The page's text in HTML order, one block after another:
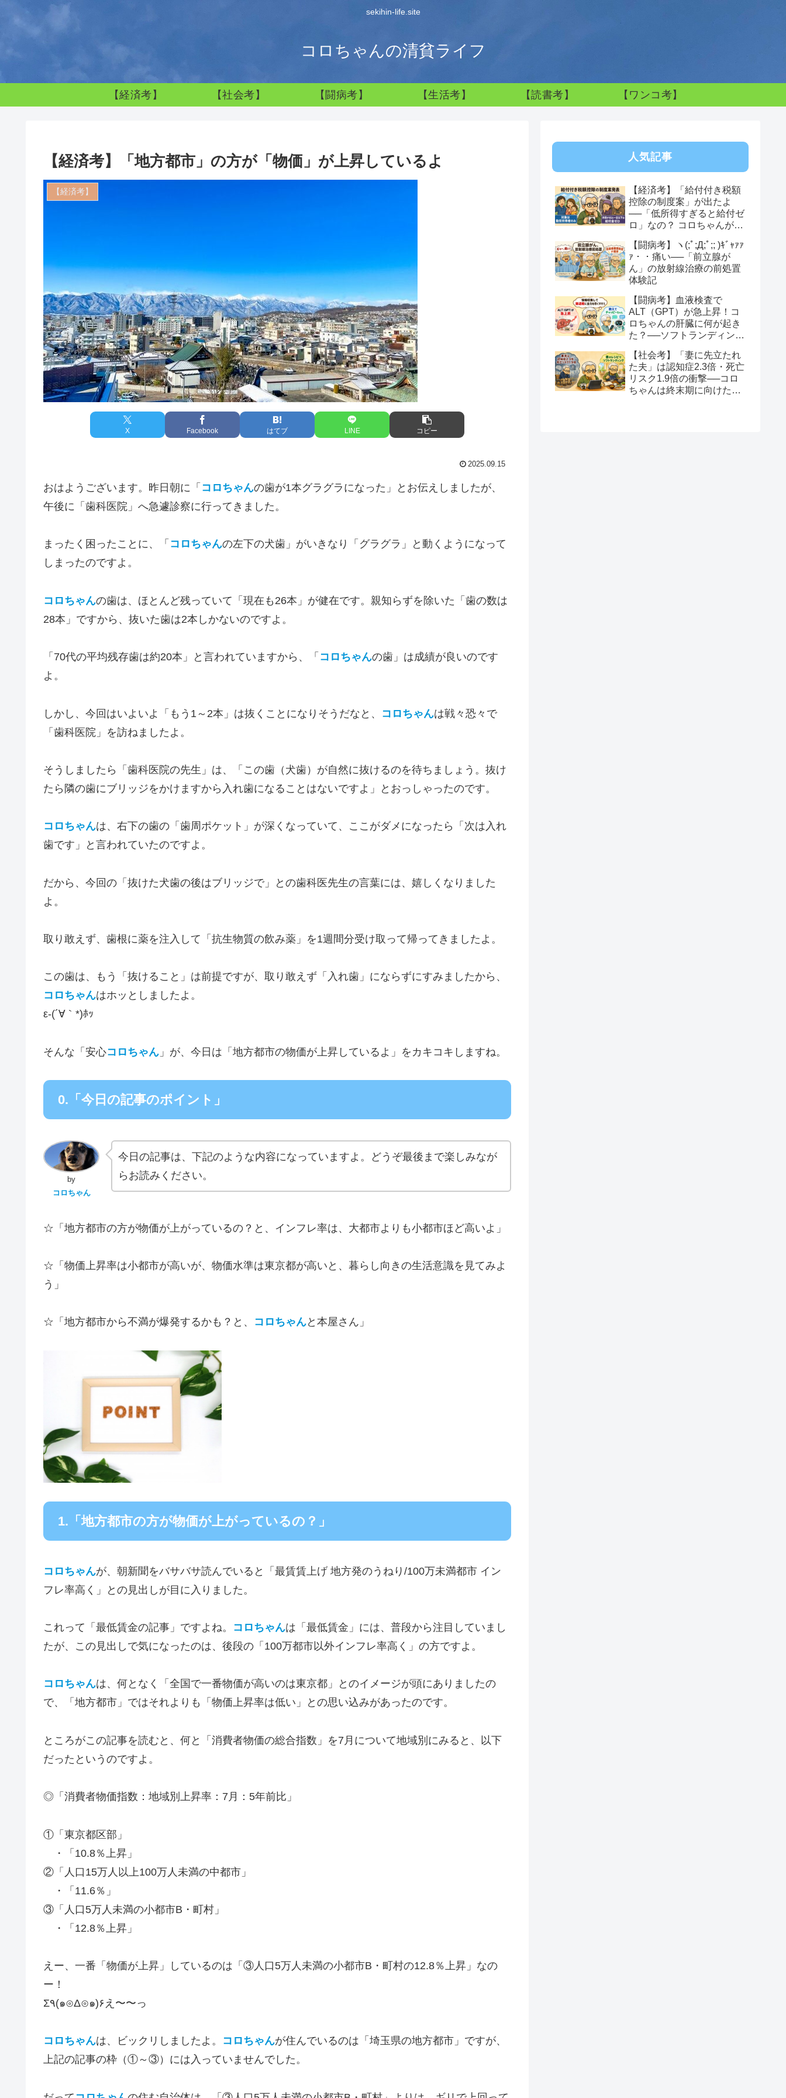
sekihin-life.site
コロちゃんの清貧ライフ
【経済考】 【社会考】 【闘病考】 【生活考】 【読書考】 【ワンコ考】
【経済考】「地方都市」の方が「物価」が上昇しているよ
【経済考】
X Facebook はてブ LINE コピー
2025.09.15
おはようございます。昨日朝に「 コロちゃんの歯が1本グラグラになった」とお伝えしましたが、
午後に「歯科医院」へ急遽診察に行ってきました。
まったく困ったことに、「 コロちゃんの左下の犬歯」がいきなり「グラグラ」と動くようになって
しまったのですよ。
コロちゃんの歯は、ほとんど残っていて「現在も26本」が健在です。親知らずを除いた「歯の数は
28本」ですから、抜いた歯は2本しかないのですよ。
「70代の平均残存歯は約20本」と言われていますから、「 コロちゃんの歯」は成績が良いのです
よ。
しかし、今回はいよいよ「もう1～2本」は抜くことになりそうだなと、 コロちゃんは戦々恐々で
「歯科医院」を訪ねましたよ。
そうしましたら「歯科医院の先生」は、「この歯（犬歯）が自然に抜けるのを待ちましょう。抜け
たら隣の歯にブリッジをかけますから入れ歯になることはないですよ」とおっしゃったのです。
コロちゃんは、右下の歯の「歯周ポケット」が深くなっていて、ここがダメになったら「次は入れ
歯です」と言われていたのですよ。
だから、今回の「抜けた犬歯の後はブリッジで」との歯科医先生の言葉には、嬉しくなりました
よ。
取り敢えず、歯根に薬を注入して「抗生物質の飲み薬」を1週間分受け取って帰ってきましたよ。
この歯は、もう「抜けること」は前提ですが、取り敢えず「入れ歯」にならずにすみましたから、
コロちゃんはホッとしましたよ。
ε-(´∀｀*)ﾎｯ
そんな「安心コロちゃん 」が、今日は「地方都市の物価が上昇しているよ」をカキコキしますね。
0.「今日の記事のポイント」
by
コロちゃん
今日の記事は、下記のような内容になっていますよ。どうぞ最後まで楽しみなが
らお読みください。
☆「地方都市の方が物価が上がっているの？と、インフレ率は、大都市よりも小都市ほど高いよ」
☆「物価上昇率は小都市が高いが、物価水準は東京都が高いと、暮らし向きの生活意識を見てみよ
う」
☆「地方都市から不満が爆発するかも？と、 コロちゃんと本屋さん」
1.「地方都市の方が物価が上がっているの？」
コロちゃんが、朝新聞をバサバサ読んでいると「最賃賃上げ 地方発のうねり/100万未満都市 イン
フレ率高く」との見出しが目に入りました。
これって「最低賃金の記事」ですよね。 コロちゃんは「最低賃金」には、普段から注目していまし
たが、この見出しで気になったのは、後段の「100万都市以外インフレ率高く」の方ですよ。
コロちゃんは、何となく「全国で一番物価が高いのは東京都」とのイメージが頭にありましたの
で、「地方都市」ではそれよりも「物価上昇率は低い」との思い込みがあったのです。
ところがこの記事を読むと、何と「消費者物価の総合指数」を7月について地域別にみると、以下
だったというのですよ。
◎「消費者物価指数：地域別上昇率：7月：5年前比」
①「東京都区部」
・「10.8％上昇」
②「人口15万人以上100万人未満の中都市」
・「11.6％」
③「人口5万人未満の小都市B・町村」
・「12.8％上昇」
えー、一番「物価が上昇」しているのは「③人口5万人未満の小都市B・町村の12.8％上昇」なの
ー！
Σ٩(๑⊙Δ⊙๑)۶え〜〜っ
コロちゃんは、ビックリしましたよ。 コロちゃんが住んでいるのは「埼玉県の地方都市」ですが、
上記の記事の枠（①～③）には入っていませんでした。
人気記事
【経済考】「給付付き税額
控除の制度案」が出たよ
──「低所得すぎると給付ゼ
ロ」なの？ コロちゃんが感
【闘病考】ヽ(;ﾟ;Д;ﾟ;; )ｷﾞｬｧｧ
ｧ・・痛い──「前立腺が
ん」の放射線治療の前処置
体験記
【闘病考】血液検査で
ALT（GPT）が急上昇！コ
ロちゃんの肝臓に何が起き
た？──ソフトランディング
方
【社会考】「妻に先立たれ
た夫」は認知症2.3倍・死亡
リスク1.9倍の衝撃──コロ
ちゃんは終末期に向けたソ